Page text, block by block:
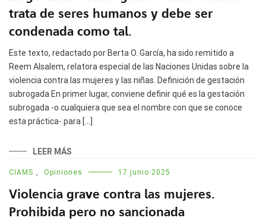
trata de seres humanos y debe ser
condenada como tal.
Este texto, redactado por Berta O. García, ha sido remitido a
Reem Alsalem, relatora especial de las Naciones Unidas sobre la
violencia contra las mujeres y las niñas. Definición de gestación
subrogada En primer lugar, conviene definir qué es la gestación
subrogada -o cualquiera que sea el nombre con que se conoce
esta práctica- para […]
LEER MÁS
CIAMS Opiniones 17 junio 2025
Violencia grave contra las mujeres.
Prohibida pero no sancionada